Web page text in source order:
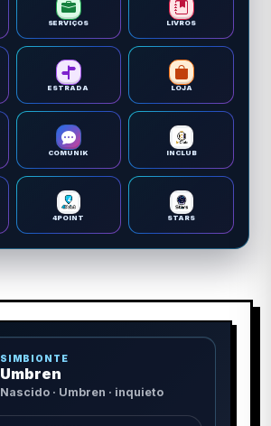
SERVIÇOS LIVROS
ESTRADA LOJA
COMUNIK INCLUB
4POINT STARS
SIMBIONTE
Umbren
Nascido · Umbren · inquieto